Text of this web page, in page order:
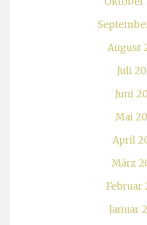
August
Juli
Juni
Mai
April
März
Februar
Januar